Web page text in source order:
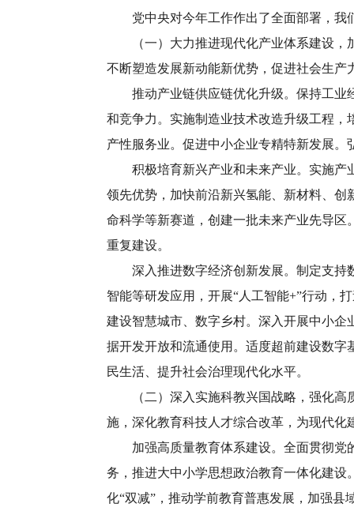
党中央对今年工作作出了全面部署，我
（一）大力推进现代化产业体系建设，加
不断塑造发展新动能新优势，促进社会生产
推动产业链供应链优化升级。保持工业经
和竞争力。实施制造业技术改造升级工程
产性服务业。促进中小企业专精特新发展
积极培育新兴产业和未来产业。实施产业
领先优势，加快前沿新兴氢能、新材料、
命科学等新赛道，创建一批未来产业先导
重复建设。
深入推进数字经济创新发展。制定支持数
智能等研发应用，开展“人工智能+”行动，
建设智慧城市、数字乡村。深入开展中小
据开发开放和流通使用。适度超前建设数
民生活、提升社会治理现代化水平。
（二）深入实施科教兴国战略，强化高质
施，深化教育科技人才综合改革，为现代化
加强高质量教育体系建设。全面贯彻党的
务，推进大中小学思想政治教育一体化建
化“双减”，推动学前教育普惠发展，加强